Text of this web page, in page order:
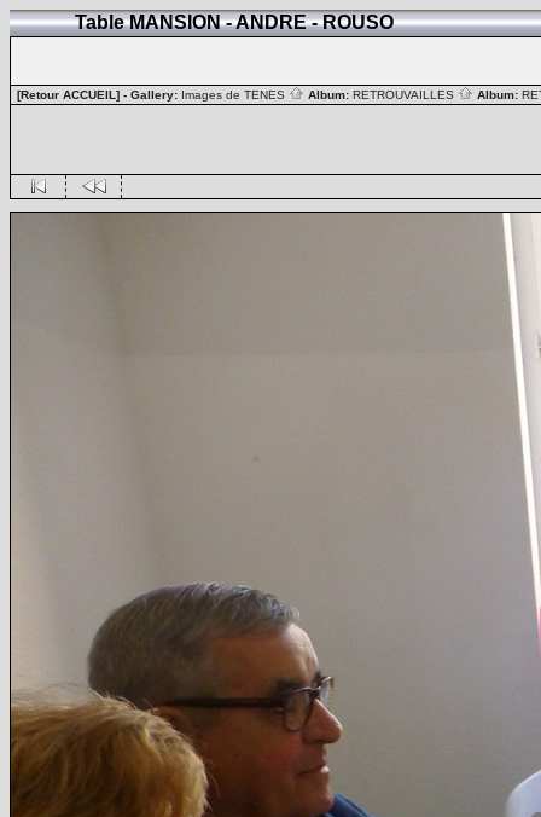
Table MANSION - ANDRE - ROUSO
[Retour ACCUEIL] - Gallery: Images de TENES Album: RETROUVAILLES Album: